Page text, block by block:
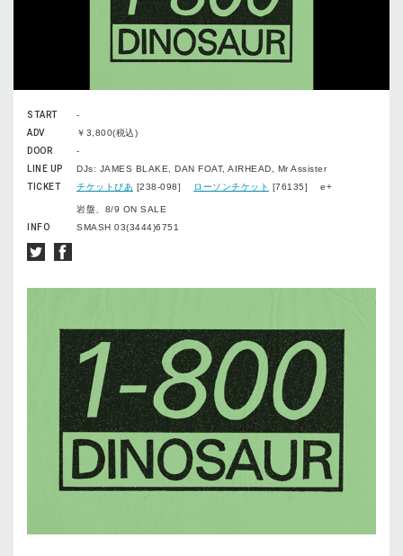
START
-
ADV
￥3,800(税込)
DOOR
-
LINE UP
DJs: JAMES BLAKE, DAN FOAT, AIRHEAD, Mr Assister
TICKET
チケットぴあ [238-098] ローソンチケット [76135] e+
岩盤、8/9 ON SALE
INFO
SMASH 03(3444)6751